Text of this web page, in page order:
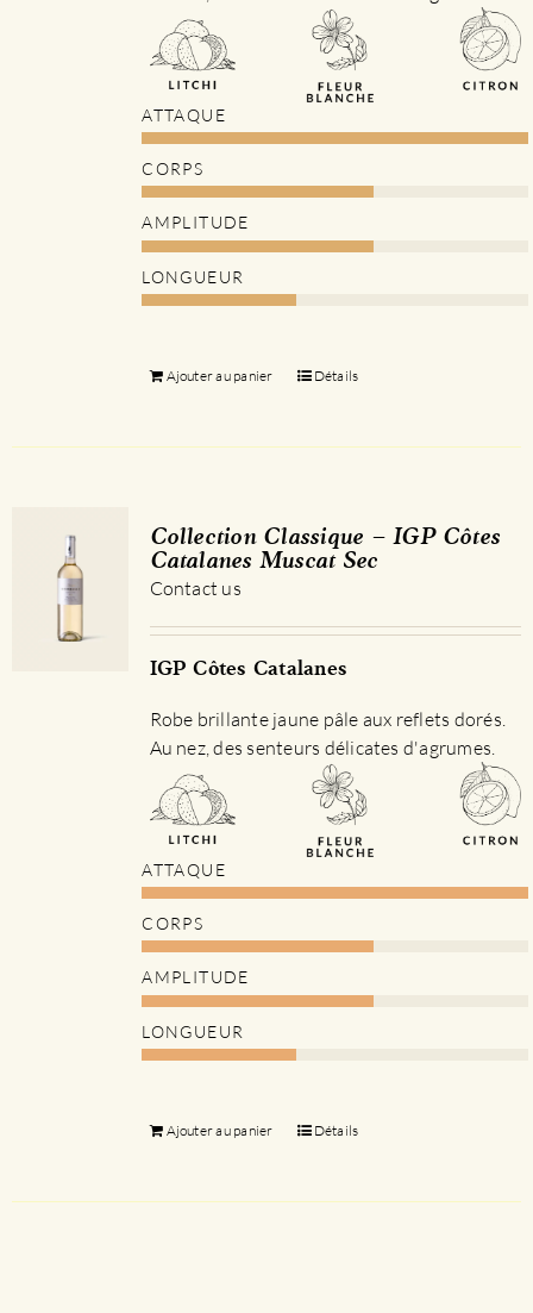
ATTAQUE
CORPS
AMPLITUDE
LONGUEUR
Ajouter au panier Détails
Collection Classique – IGP Côtes
Catalanes Muscat Sec
Contact us
IGP Côtes Catalanes
Robe brillante jaune pâle aux reflets dorés.
Au nez, des senteurs délicates d'agrumes.
ATTAQUE
CORPS
AMPLITUDE
LONGUEUR
Ajouter au panier Détails